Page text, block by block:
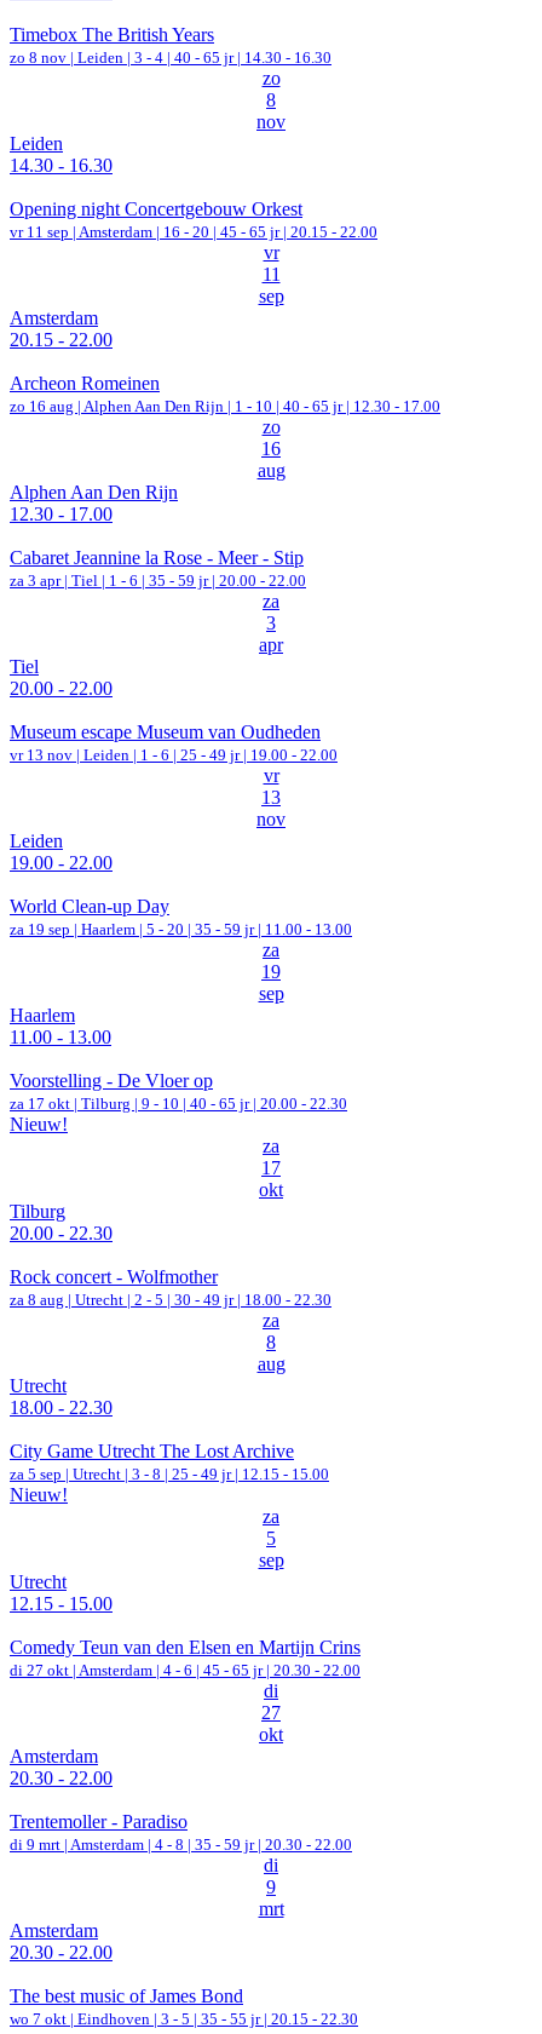
Timebox The British Years
zo 8 nov | Leiden | 3 - 4 | 40 - 65 jr | 14.30 - 16.30
zo
8
nov
Leiden
14.30 - 16.30
Opening night Concertgebouw Orkest
vr 11 sep | Amsterdam | 16 - 20 | 45 - 65 jr | 20.15 - 22.00
vr
11
sep
Amsterdam
20.15 - 22.00
Archeon Romeinen
zo 16 aug | Alphen Aan Den Rijn | 1 - 10 | 40 - 65 jr | 12.30 - 17.00
zo
16
aug
Alphen Aan Den Rijn
12.30 - 17.00
Cabaret Jeannine la Rose - Meer - Stip
za 3 apr | Tiel | 1 - 6 | 35 - 59 jr | 20.00 - 22.00
za
3
apr
Tiel
20.00 - 22.00
Museum escape Museum van Oudheden
vr 13 nov | Leiden | 1 - 6 | 25 - 49 jr | 19.00 - 22.00
vr
13
nov
Leiden
19.00 - 22.00
World Clean-up Day
za 19 sep | Haarlem | 5 - 20 | 35 - 59 jr | 11.00 - 13.00
za
19
sep
Haarlem
11.00 - 13.00
Voorstelling - De Vloer op
za 17 okt | Tilburg | 9 - 10 | 40 - 65 jr | 20.00 - 22.30
Nieuw!
za
17
okt
Tilburg
20.00 - 22.30
Rock concert - Wolfmother
za 8 aug | Utrecht | 2 - 5 | 30 - 49 jr | 18.00 - 22.30
za
8
aug
Utrecht
18.00 - 22.30
City Game Utrecht The Lost Archive
za 5 sep | Utrecht | 3 - 8 | 25 - 49 jr | 12.15 - 15.00
Nieuw!
za
5
sep
Utrecht
12.15 - 15.00
Comedy Teun van den Elsen en Martijn Crins
di 27 okt | Amsterdam | 4 - 6 | 45 - 65 jr | 20.30 - 22.00
di
27
okt
Amsterdam
20.30 - 22.00
Trentemoller - Paradiso
di 9 mrt | Amsterdam | 4 - 8 | 35 - 59 jr | 20.30 - 22.00
di
9
mrt
Amsterdam
20.30 - 22.00
The best music of James Bond
wo 7 okt | Eindhoven | 3 - 5 | 35 - 55 jr | 20.15 - 22.30